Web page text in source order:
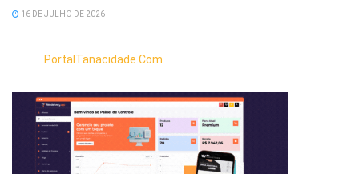
16 DE JULHO DE 2026
PortalTanacidade.Com